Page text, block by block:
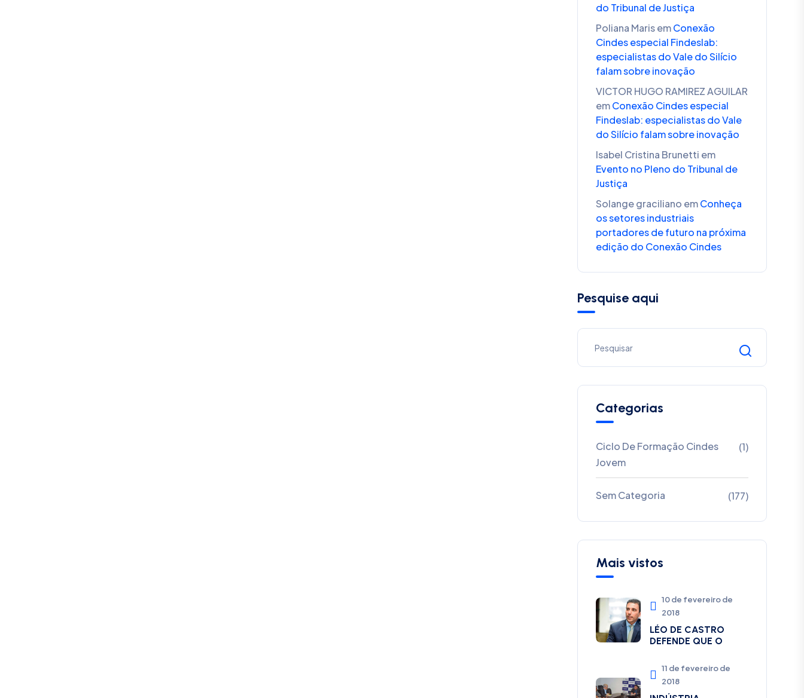
do Tribunal de Justiça
Poliana MarisemConexão
Cindes especial Findeslab:
especialistas do Vale do Silício
falam sobre inovação
VICTOR HUGO RAMIREZ AGUILAR
emConexão Cindes especial
Findeslab: especialistas do Vale
do Silício falam sobre inovação
Isabel Cristina Brunetti em
Evento no Pleno do Tribunal de
Justiça
Solange graciliano emConheça
os setores industriais
portadores de futuro na próxima
edição do Conexão Cindes
Pesquise aqui
Categorias
Ciclo De Formação Cindes
Jovem
(1)
Sem Categoria (177)
Mais vistos
10 de fevereiro de
2018
LÉO DE CASTRO
DEFENDE QUE O
11 de fevereiro de
2018